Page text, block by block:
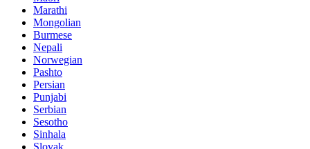
Marathi
Mongolian
Burmese
Nepali
Norwegian
Pashto
Persian
Punjabi
Serbian
Sesotho
Sinhala
Slovak